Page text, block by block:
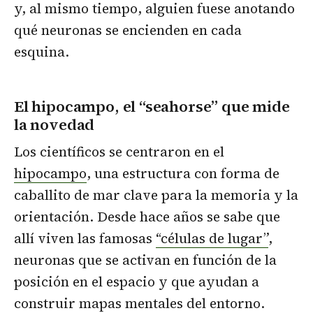
y, al mismo tiempo, alguien fuese anotando
qué neuronas se encienden en cada
esquina.
El hipocampo, el “seahorse” que mide
la novedad
Los científicos se centraron en el
hipocampo, una estructura con forma de
caballito de mar clave para la memoria y la
orientación. Desde hace años se sabe que
allí viven las famosas “células de lugar”,
neuronas que se activan en función de la
posición en el espacio y que ayudan a
construir mapas mentales del entorno.